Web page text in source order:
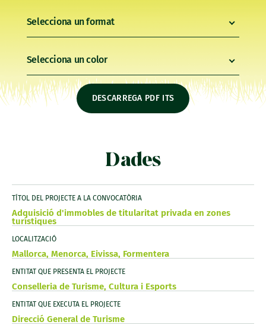
Selecciona un format
Selecciona un color
DESCARREGA PDF ITS
Dades
TÍTOL DEL PROJECTE A LA CONVOCATÒRIA
Adquisició d'immobles de titularitat privada en zones
turístiques
LOCALITZACIÓ
Mallorca, Menorca, Eivissa, Formentera
ENTITAT QUE PRESENTA EL PROJECTE
Conselleria de Turisme, Cultura i Esports
ENTITAT QUE EXECUTA EL PROJECTE
Direcció General de Turisme